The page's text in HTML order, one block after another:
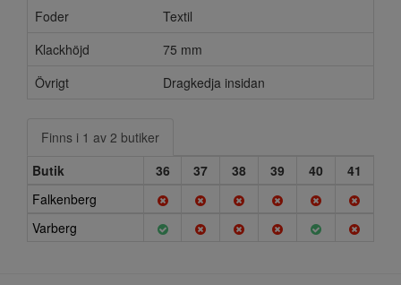
Foder
Textil
Klackhöjd
75 mm
Övrigt
Dragkedja insidan
Finns i 1 av 2 butiker
Butik
36 37 38 39 40
41
Falkenberg
Varberg